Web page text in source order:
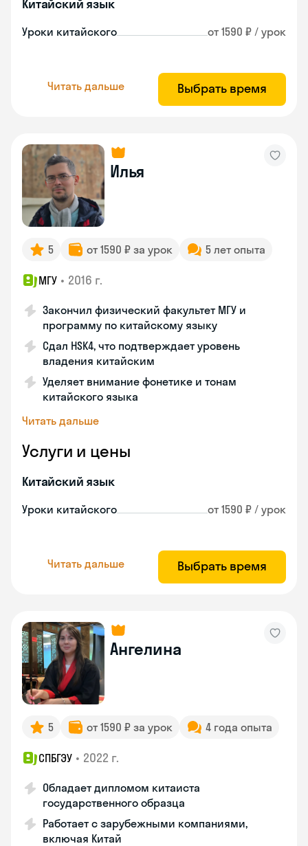
Китайский язык
Уроки китайского от 1590 ₽ / урок
Читать дальше Выбрать время
Илья
5 от 1590 ₽ за урок 5 лет опыта
МГУ • 2016 г.
Закончил физический факультет МГУ и
программу по китайскому языку
Сдал HSK4, что подтверждает уровень
владения китайским
Уделяет внимание фонетике и тонам
китайского языка
Читать дальше
Услуги и цены
Китайский язык
Уроки китайского от 1590 ₽ / урок
Читать дальше Выбрать время
Ангелина
5 от 1590 ₽ за урок 4 года опыта
СПБГЭУ • 2022 г.
Обладает дипломом китаиста
государственного образца
Работает с зарубежными компаниями,
включая Китай